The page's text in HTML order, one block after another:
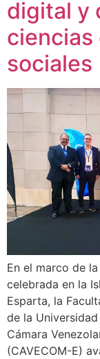
digital y
ciencias
sociales
En el marco de
celebrada en la
Esparta, la
de la
Cámara
(CAVECOM-E)